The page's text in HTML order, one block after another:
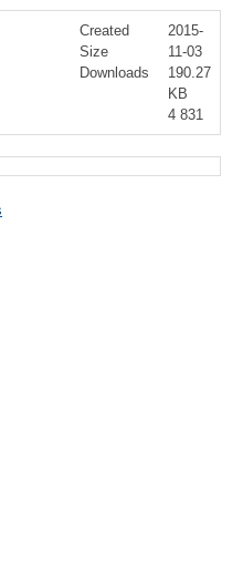
Created
Size
Downloads
2015-
11-03
190.27
KB
4 831